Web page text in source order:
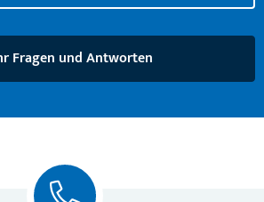
Fragen und Antworten